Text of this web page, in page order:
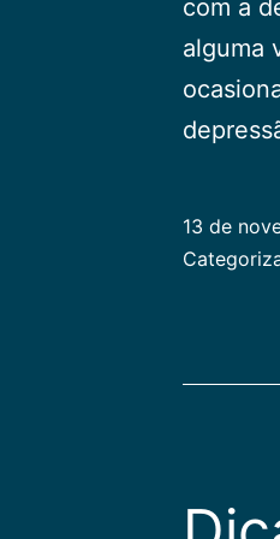
com a
alguma
13 de